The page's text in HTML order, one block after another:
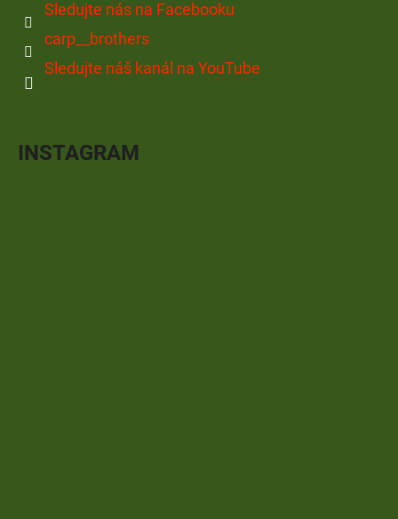
Sledujte nás na Facebooku
carp__brothers
Sledujte náš kanál na YouTube
INSTAGRAM